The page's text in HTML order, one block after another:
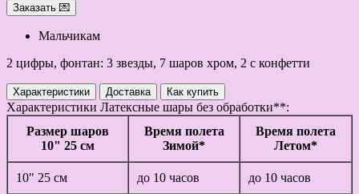
Заказать 💌
Мальчикам
2 цифры, фонтан: 3 звезды, 7 шаров хром, 2 с конфетти
Характеристики Доставка Как купить
Характеристики Латексные шары без обработки**:
Размер шаров
10" 25 см
Время полета
Зимой*
Время полета
Летом*
10" 25 см до 10 часов до 10 часов